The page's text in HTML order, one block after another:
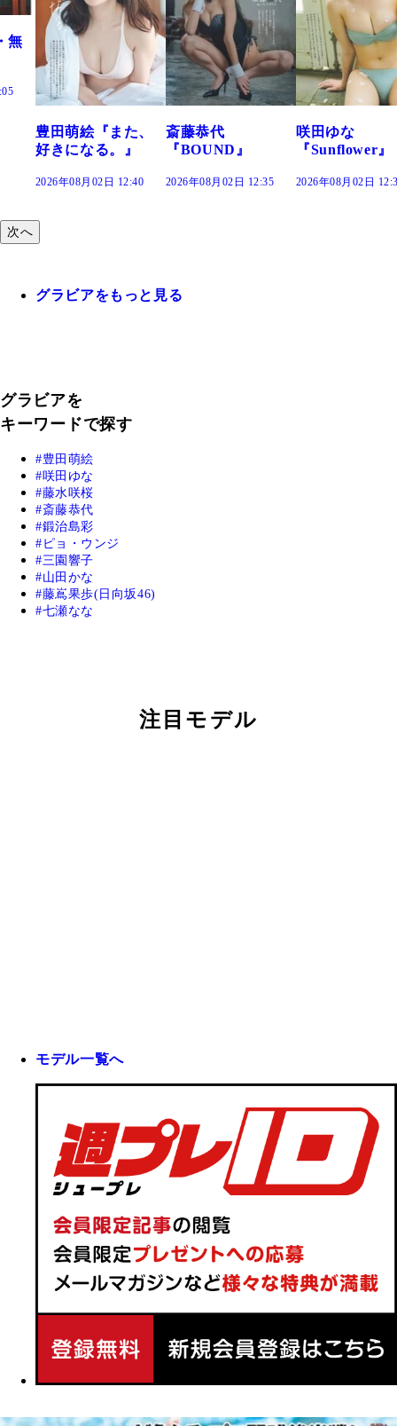
斎藤恭代
『BOUND』
2026年08月02日 12:35
咲田ゆな
『Sunflower』
2026年08月02日 12:30
藤水咲桜『花
だまり』
2026年08月02日
次へ
グラビアをもっと見る
グラビアを
キーワードで探す
豊田萌絵
咲田ゆな
藤水咲桜
斎藤恭代
鍛治島彩
ピョ・ウンジ
三園響子
山田かな
藤嶌果歩(日向坂46)
七瀬なな
注目モデル
モデル一覧へ